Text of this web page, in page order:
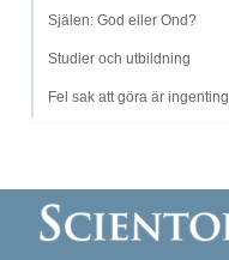
Själen: God eller Ond?
Studier och utbildning
Fel sak att göra är ingenting